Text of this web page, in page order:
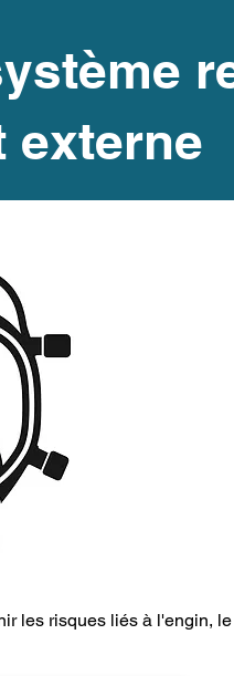
externe
les risques liés à l'engin,